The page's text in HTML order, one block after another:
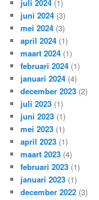
juli 2024 (1)
juni 2024 (3)
mei 2024 (3)
april 2024 (1)
maart 2024 (1)
februari 2024 (1)
januari 2024 (4)
december 2023 (2)
juli 2023 (1)
juni 2023 (1)
mei 2023 (1)
april 2023 (1)
maart 2023 (4)
februari 2023 (1)
januari 2023 (1)
december 2022 (3)